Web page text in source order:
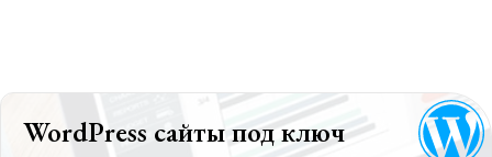
WordPress сайты под ключ